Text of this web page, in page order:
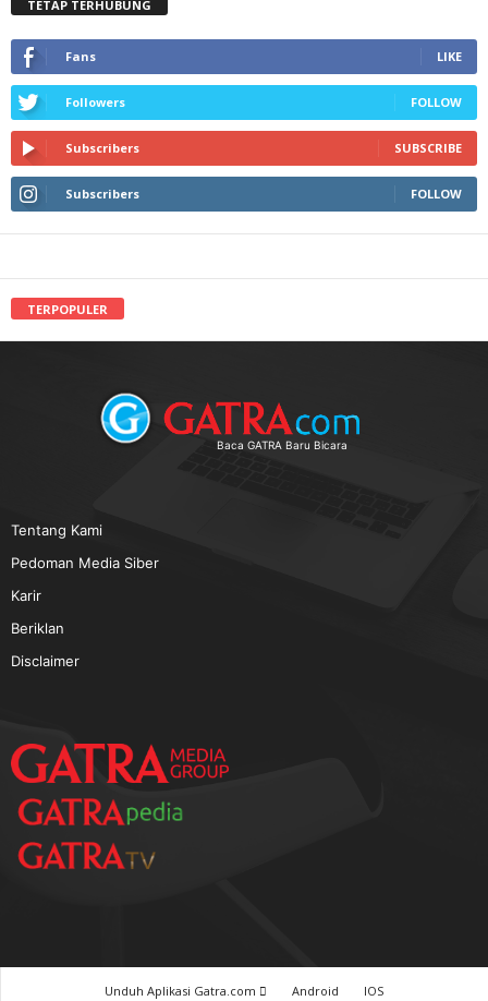
TETAP TERHUBUNG
Fans LIKE
Followers FOLLOW
Subscribers SUBSCRIBE
Subscribers FOLLOW
TERPOPULER
Baca GATRA Baru Bicara